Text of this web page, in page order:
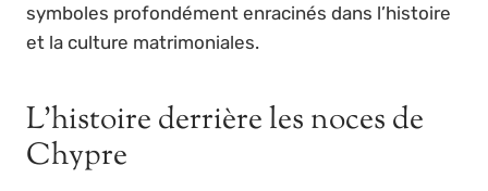
symboles profondément enracinés dans l’histoire
et la culture matrimoniales.
L’histoire derrière les noces de
Chypre